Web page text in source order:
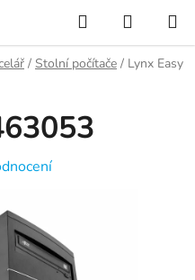
Hledat
KOŠÍK
/ Stolní počítače / Lynx Easy